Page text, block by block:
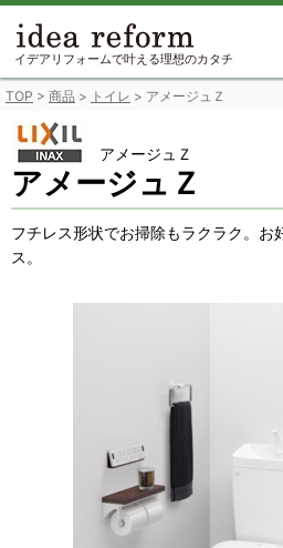
Skip
content
イデアリフォームで叶える理想のカタチ
TOP > 商品 > トイレ > アメージュＺ
アメージュＺ
アメージュＺ
フチレス形状でお掃除もラクラク。お
ス。